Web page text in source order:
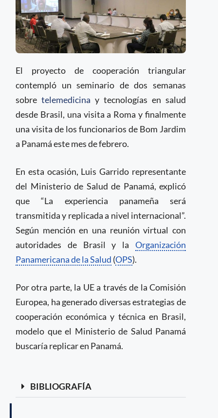
El proyecto de cooperación triangular
contempló un seminario de dos semanas
sobre telemedicina y tecnologías en salud
desde Brasil, una visita a Roma y finalmente
una visita de los funcionarios de Bom Jardim
a Panamá este mes de febrero.
En esta ocasión, Luis Garrido representante
del Ministerio de Salud de Panamá, explicó
que “La experiencia panameña será
transmitida y replicada a nivel internacional”.
Según mención en una reunión virtual con
autoridades de Brasil y la Organización
Panamericana de la Salud (OPS).
Por otra parte, la UE a través de la Comisión
Europea, ha generado diversas estrategias de
cooperación económica y técnica en Brasil,
modelo que el Ministerio de Salud Panamá
buscaría replicar en Panamá.
BIBLIOGRAFÍA